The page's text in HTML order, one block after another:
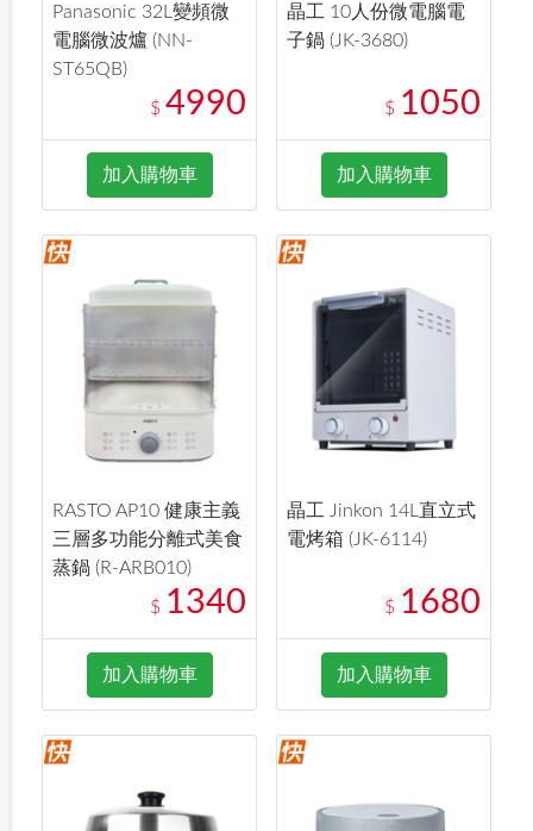
Panasonic 32L變頻微
電腦微波爐 (NN-
ST65QB)
$ 4990
加入購物車
晶工 10人份微電腦電
子鍋 (JK-3680)
$ 1050
加入購物車
RASTO AP10 健康主義
三層多功能分離式美食
蒸鍋 (R-ARB010)
$ 1340
加入購物車
晶工 Jinkon 14L直立式
電烤箱 (JK-6114)
$ 1680
加入購物車